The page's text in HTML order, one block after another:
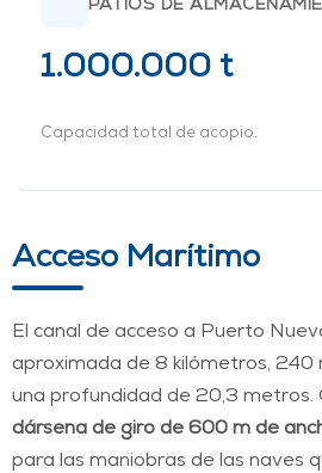
1.000.000 t
Capacidad total de acopio.
Acceso Marítimo
El canal de acceso a Puerto
aproximada de 8 kilómetros, 240
una profundidad de 20,3 metros.
dársena de giro de 600 m de
para las maniobras de las naves